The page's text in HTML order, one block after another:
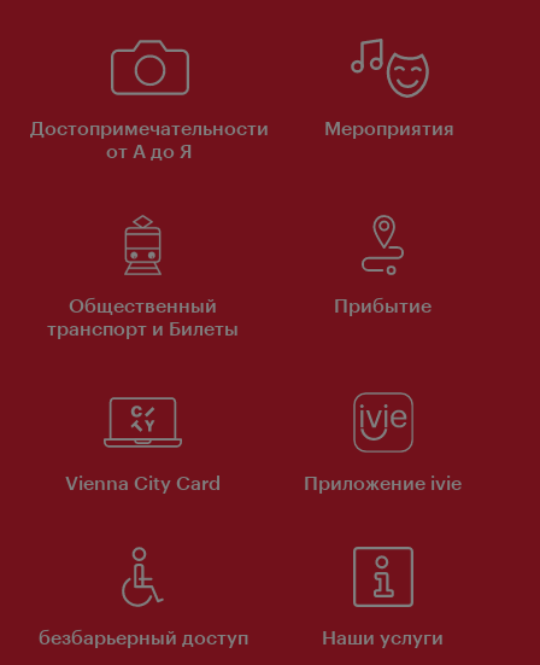
Достопримечательности
от А до Я
Мероприятия
Общественный
транспорт и Билеты
Прибытие
Vienna City Card Приложение ivie
безбарьерный доступ Наши услуги